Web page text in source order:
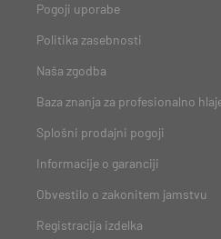
Pogoji uporabe
Politika zasebnosti
Naša zgodba
Baza znanja za profesionalno
Splošni prodajni pogoji
Informacije o garanciji
Obvestilo o zakonitem jamstvu
Registracija izdelka